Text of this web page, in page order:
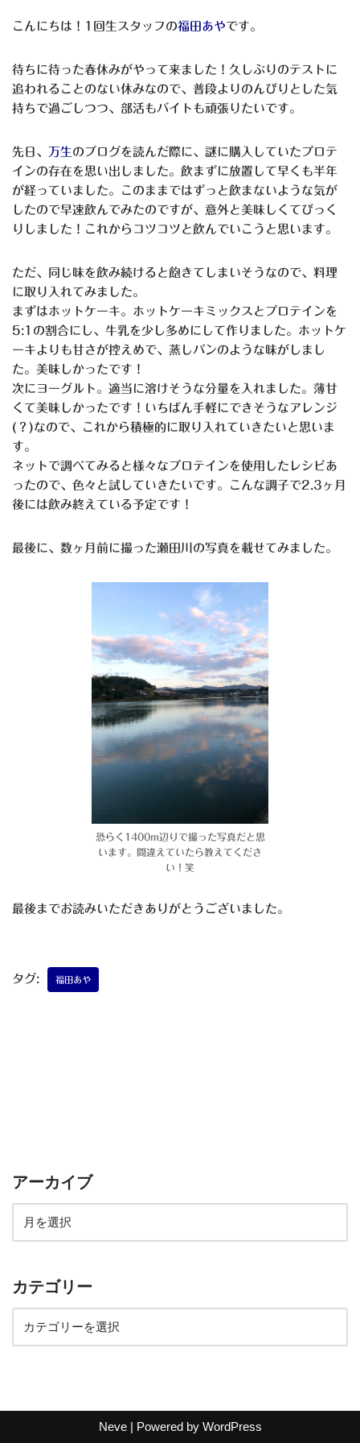
こんにちは！ 1 回生スタッフの福田あやです。
待ちに待った春休みがやって来ました！久しぶりのテストに
追われることのない休みなので、普段よりのんびりとした気
持ちで過ごしつつ、部活もバイトも頑張りたいです。
先日、 万生のブログを読んだ際に、謎に購入していたプロテ
インの存在を思い出しました。飲まずに放置して早くも半年
が経っていました。このままではずっと飲まないような気が
したので早速飲んでみたのですが、意外と美味しくてびっく
りしました！これからコツコツと飲んでいこうと思います。
ただ、同じ味を飲み続けると飽きてしまいそうなので、料理
に取り入れてみました。
まずはホットケーキ。ホットケーキミックスとプロテインを
5:1 の割合にし、牛乳を少し多めにして作りました。ホットケ
ーキよりも甘さが控えめで、蒸しパンのような味がしまし
た。美味しかったです！
次にヨーグルト。適当に溶けそうな分量を入れました。薄甘
くて美味しかったです！いちばん手軽にできそうなアレンジ
( ？ )なので、これから積極的に取り入れていきたいと思いま
す。
ネットで調べてみると様々なプロテインを使用したレシピあ
ったので、色々と試していきたいです。こんな調子で2.3 ヶ月
後には飲み終えている予定です！
最後に、数ヶ月前に撮った瀬田川の写真を載せてみました。
恐らく1400m辺りで撮った写真だと思
います。間違えていたら教えてくださ
い！笑
最後までお読みいただきありがとうございました。
タグ: 福田あや
アーカイブ
カテゴリー
Neve| Powered by WordPress